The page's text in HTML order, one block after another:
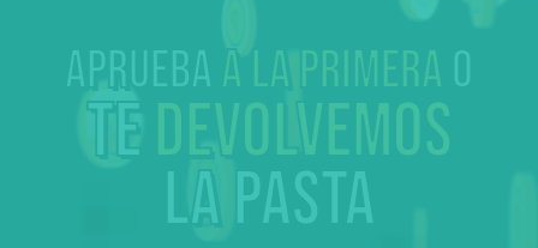
Aprueba a la primera o
te devolvemos
la pasta